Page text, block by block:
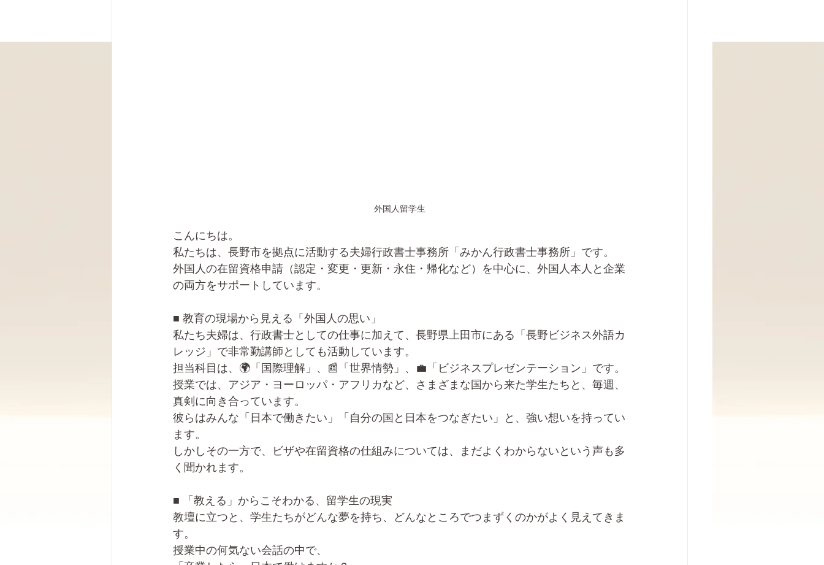
外国人留学生
こんにちは。
私たちは、長野市を拠点に活動する夫婦行政書士事務所「みかん行政書士事務所」です。
外国人の在留資格申請（認定・変更・更新・永住・帰化など）を中心に、外国人本人と企業
の両方をサポートしています。
■ 教育の現場から見える「外国人の思い」
私たち夫婦は、行政書士としての仕事に加えて、長野県上田市にある「長野ビジネス外語カ
レッジ」で非常勤講師としても活動しています。
担当科目は、🌍「国際理解」、📰「世界情勢」、💼「ビジネスプレゼンテーション」です。
授業では、アジア・ヨーロッパ・アフリカなど、さまざまな国から来た学生たちと、毎週、
真剣に向き合っています。
彼らはみんな「日本で働きたい」「自分の国と日本をつなぎたい」と、強い想いを持ってい
ます。
しかしその一方で、ビザや在留資格の仕組みについては、まだよくわからないという声も多
く聞かれます。
■ 「教える」からこそわかる、留学生の現実
教壇に立つと、学生たちがどんな夢を持ち、どんなところでつまずくのかがよく見えてきま
す。
授業中の何気ない会話の中で、